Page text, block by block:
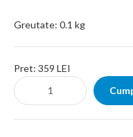
Greutate: 0.1 kg
Pret: 359 LEI